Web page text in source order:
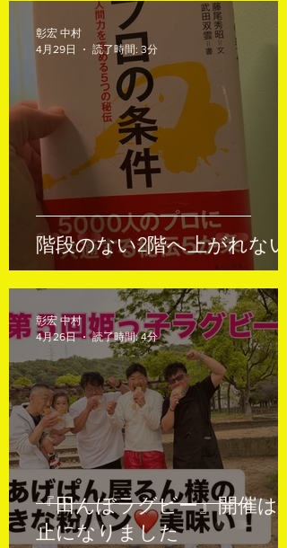
階段のない2階へ上がれない
彰宏 中村
4月29日
読了時間: 3分
『田んぼラグビー』開催は中
止になりました
彰宏 中村
4月26日
読了時間: 4分